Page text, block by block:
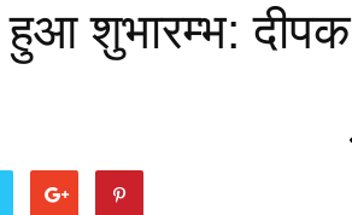
शुभारम्भ: दीपक